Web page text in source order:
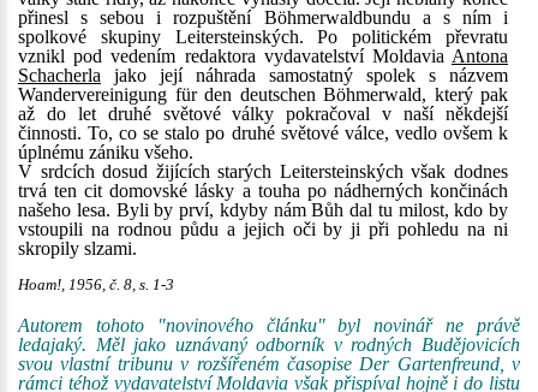
přinesl s sebou i rozpuštění Böhmerwaldbundu a s ním i
spolkové skupiny Leitersteinských. Po politickém převratu
vznikl pod vedením redaktora vydavatelství Moldavia Antona
Schacherla jako její náhrada samostatný spolek s názvem
Wandervereinigung für den deutschen Böhmerwald, který pak
až do let druhé světové války pokračoval v naší někdejší
činnosti. To, co se stalo po druhé světové válce, vedlo ovšem k
úplnému zániku všeho.
V srdcích dosud žijících starých Leitersteinských však dodnes
trvá ten cit domovské lásky a touha po nádherných končinách
našeho lesa. Byli by prví, kdyby nám Bůh dal tu milost, kdo by
vstoupili na rodnou půdu a jejich oči by ji při pohledu na ni
skropily slzami.
Hoam!, 1956, č. 8, s. 1-3
Autorem tohoto "novinového článku" byl novinář ne právě
ledajaký. Měl jako uznávaný odborník v rodných Budějovicích
svou vlastní tribunu v rozšířeném časopise Der Gartenfreund, v
rámci téhož vydavatelství Moldavia však přispíval hojně i do listu